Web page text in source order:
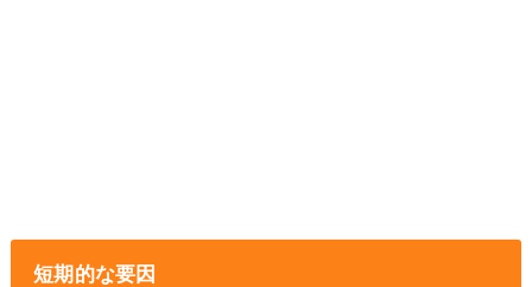
短期的な要因